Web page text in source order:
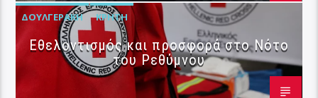
ΔΟΥΛΓΕΡΆΚΗ ΚΡΉΤΗ
Εθελοντισμός και προσφορά στο Νότο
του Ρεθύμνου